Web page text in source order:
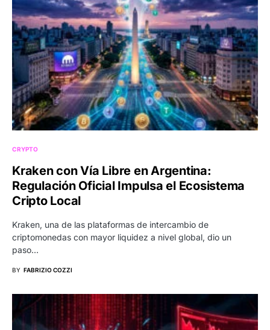
CRYPTO
Kraken con Vía Libre en Argentina:
Regulación Oficial Impulsa el Ecosistema
Cripto Local
Kraken, una de las plataformas de intercambio de
criptomonedas con mayor liquidez a nivel global, dio un
paso…
BY FABRIZIO COZZI